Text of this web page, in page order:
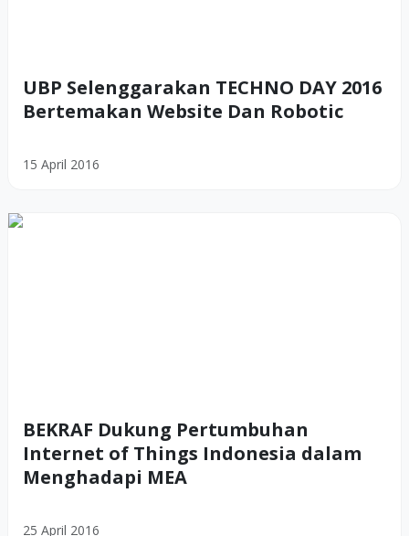
UBP Selenggarakan TECHNO DAY 2016
Bertemakan Website Dan Robotic
15 April 2016
BEKRAF Dukung Pertumbuhan
Internet of Things Indonesia dalam
Menghadapi MEA
25 April 2016